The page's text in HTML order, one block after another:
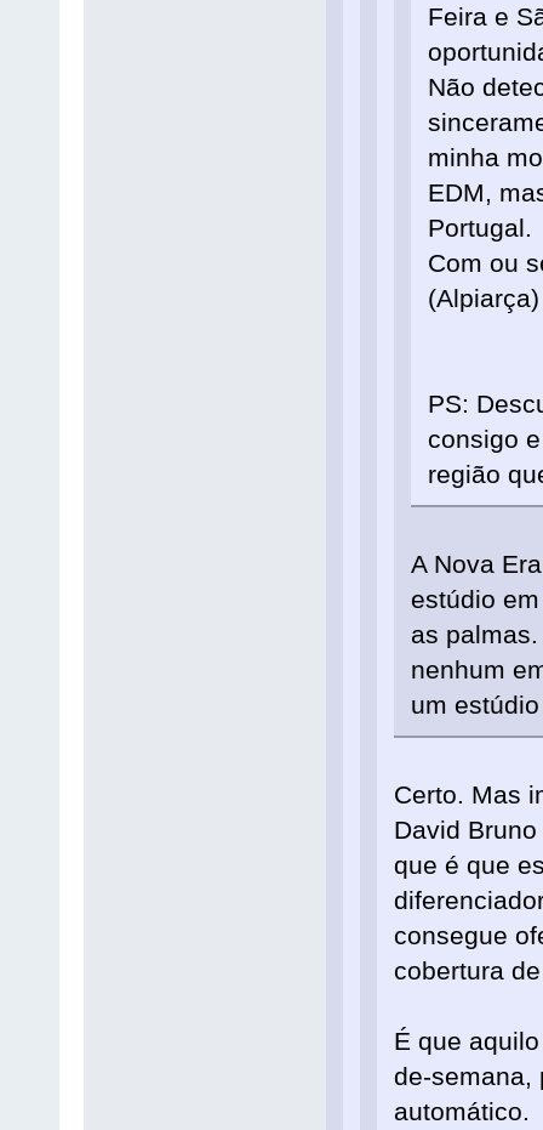
Feira e
Não
minha
EDM,
Portugal.
Com ou
PS:
consigo
região
A Nova
estúdio
as
nenhum
um
Certo. Mas
David
que é que
consegue
cobertura
É que
de-semana,
automático.